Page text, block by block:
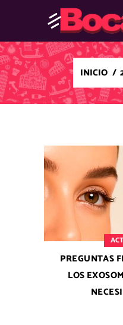
INICIO /
PREGUNTAS
LOS